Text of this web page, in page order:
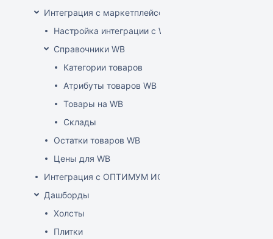
Интеграция с маркетплейсом Wildberries
Настройка интеграции с WB API
Справочники WB
Категории товаров
Атрибуты товаров WB
Товары на WB
Склады
Остатки товаров WB
Цены для WB
Интеграция с ОПТИМУМ ИСУМТ
Дашборды
Холсты
Плитки